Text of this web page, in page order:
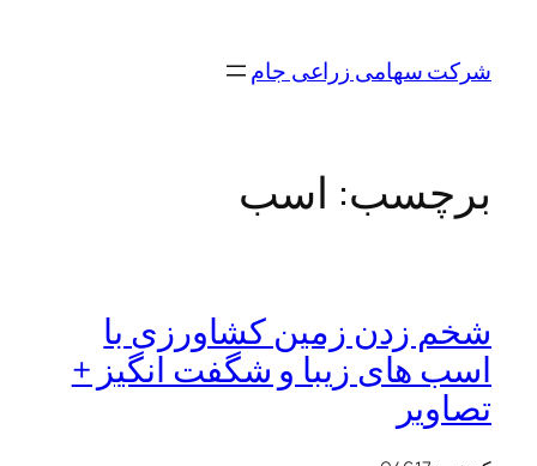
محتواشرکت سهامی زراعی جام
برچسب: اسب
شخم زدن زمین کشاورزی با
اسب های زیبا و شگفت انگیز +
تصاویر